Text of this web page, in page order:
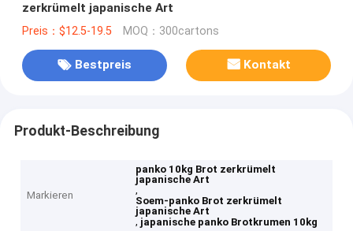
zerkrümelt japanische Art
Preis：$12.5-19.5 MOQ：300cartons
Bestpreis Kontakt
Produkt-Beschreibung
Markieren
panko 10kg Brot zerkrümelt
japanische Art
,
Soem-panko Brot zerkrümelt
japanische Art
, japanische panko Brotkrumen 10kg